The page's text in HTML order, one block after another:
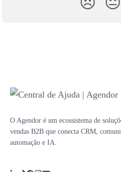
O Agendor é um ecossistema de
vendas B2B que conecta CRM,
automação e IA.